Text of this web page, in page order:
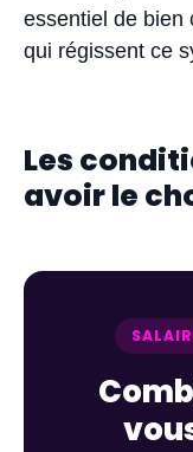
essentiel de bien
qui régissent ce
Les
avoir le